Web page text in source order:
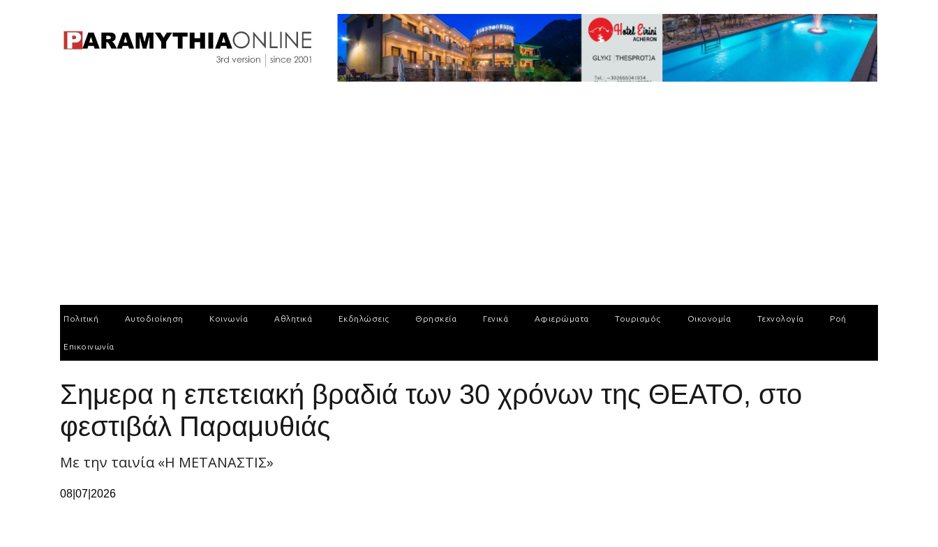
Πολιτική Αυτοδιοίκηση Κοινωνία Αθλητικά Εκδηλώσεις Θρησκεία Γενικά Αφιερώματα Τουρισμός Οικονομία Τεχνολογία Ροή
Επικοινωνία
Σημερα η επετειακή βραδιά των 30 χρόνων της ΘΕΑΤΟ, στο
φεστιβάλ Παραμυθιάς
Με την ταινία «Η ΜΕΤΑΝΑΣΤΙΣ»
08|07|2026